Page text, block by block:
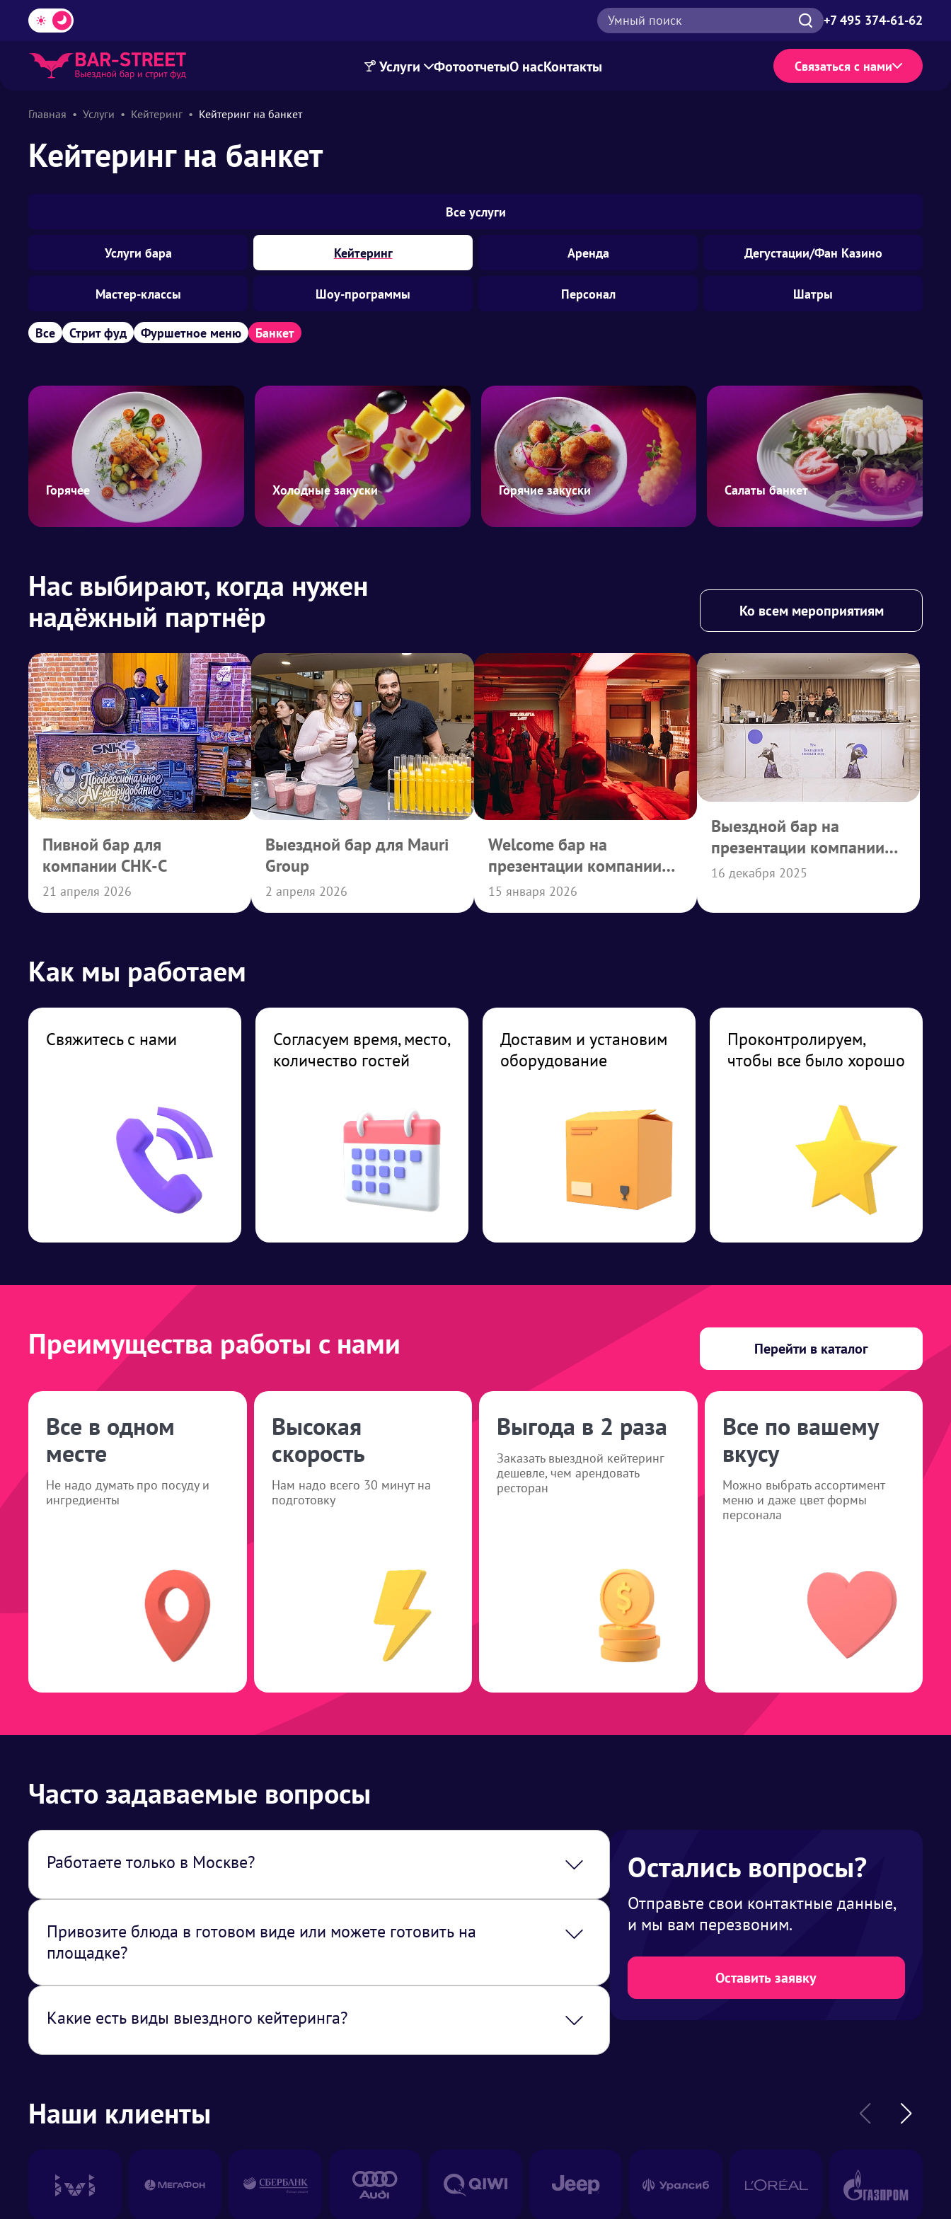
Умный поиск +7 495 374-61-62
Услуги ФотоотчетыО насКонтакты Связаться с нами
Главная Услуги Кейтеринг Кейтеринг на банкет
Кейтеринг на банкет
Все услуги
Услуги бара Кейтеринг Аренда Дегустации/Фан Казино
Мастер-классы Шоу-программы Персонал Шатры
Все Стрит фуд Фуршетное меню Банкет
Горячее Холодные закуски Горячие закуски Салаты банкет
Нас выбирают, когда нужен
надёжный партнёр
Ко всем мероприятиям
Пивной бар для
компании СНК-С
21 апреля 2026
Выездной бар для Mauri
Group
2 апреля 2026
Welcome бар на
презентации компании
Belgravia Law
15 января 2026
Выездной бар на
презентации компании
АБД
16 декабря 2025
Как мы работаем
Свяжитесь с нами
Согласуем время, место,
количество гостей
Доставим и установим
оборудование
Проконтролируем,
чтобы все было хорошо
Преимущества работы с нами Перейти в каталог
Все в одном
месте
Не надо думать про посуду и
ингредиенты
Высокая
скорость
Нам надо всего 30 минут на
подготовку
Выгода в 2 раза
Заказать выездной кейтеринг
дешевле, чем арендовать
ресторан
Все по вашему
вкусу
Можно выбрать ассортимент
меню и даже цвет формы
персонала
Часто задаваемые вопросы
Работаете только в Москве?
из Москвы
Привозите блюда в готовом виде или можете готовить на
площадке?
было разрешение от площадки на готовку (разрешены ли источники открытого
Какие есть виды выездного кейтеринга?
приветственный коктейль (необычные напитки и легкие закуски)
Остались вопросы?
Отправьте свои контактные данные,
и мы вам перезвоним.
Оставить заявку
Наши клиенты